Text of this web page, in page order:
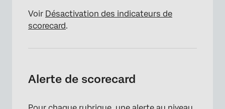
Voir Désactivation des indicateurs de
scorecard.
Alerte de scorecard